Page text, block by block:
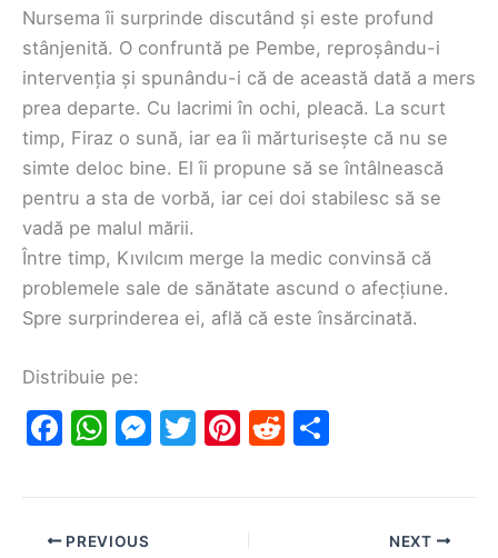
Nursema îi surprinde discutând și este profund
stânjenită. O confruntă pe Pembe, reproșându-i
intervenția și spunându-i că de această dată a mers
prea departe. Cu lacrimi în ochi, pleacă. La scurt
timp, Firaz o sună, iar ea îi mărturisește că nu se
simte deloc bine. El îi propune să se întâlnească
pentru a sta de vorbă, iar cei doi stabilesc să se
vadă pe malul mării.
Între timp, Kıvılcım merge la medic convinsă că
problemele sale de sănătate ascund o afecțiune.
Spre surprinderea ei, află că este însărcinată.
Distribuie pe:
F
c
e
W
at
s
M
s
T
itt
Pi
er
e
R
d ar
PREVIOUS NEXT